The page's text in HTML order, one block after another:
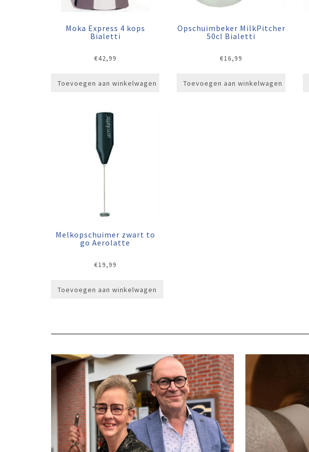
Moka Express 4 kops
Bialetti
€42,99
Toevoegen aan winkelwagen
Opschuimbeker MilkPitcher
50cl Bialetti
€16,99
Toevoegen aan winkelwagen
Melkopschuimer zwart to
go Aerolatte
€19,99
Toevoegen aan winkelwagen